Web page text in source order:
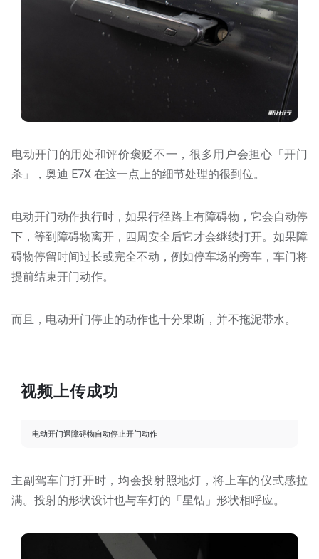
电动开门的用处和评价褒贬不一，很多用户会担心「开门
杀」，奥迪 E7X 在这一点上的细节处理的很到位。
电动开门动作执行时，如果行径路上有障碍物，它会自动停
下，等到障碍物离开，四周安全后它才会继续打开。如果障
碍物停留时间过长或完全不动，例如停车场的旁车，车门将
提前结束开门动作。
而且，电动开门停止的动作也十分果断，并不拖泥带水。
视频上传成功
电动开门遇障碍物自动停止开门动作
主副驾车门打开时，均会投射照地灯，将上车的仪式感拉
满。投射的形状设计也与车灯的「星钻」形状相呼应。